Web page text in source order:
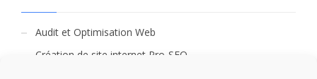
Audit et Optimisation Web
Création de site internet Pro-SEO